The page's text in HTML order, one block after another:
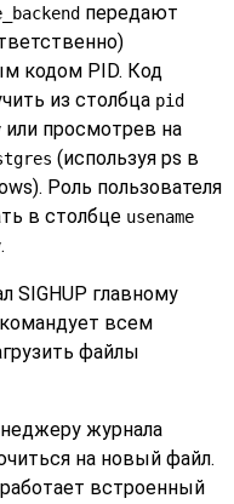
передают
кодом PID. Код
из столбца pid
или просмотрев на
(используя ps в
). Роль пользователя
в столбце usename
.
SIGHUP главному
всем
файлы
журнала
на новый файл.
встроенный